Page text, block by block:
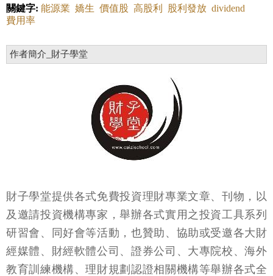
關鍵字: 能源業 嬌生 價值股 高股利 股利發放 dividend
費用率
作者簡介_財子學堂
財子學堂提供各式免費投資理財專業文章、刊物，以
及邀請投資機構專家，舉辦各式實用之投資工具系列
研習會、同好會等活動，也贊助、協助或受邀各大財
經媒體、財經軟體公司、證券公司、大專院校、海外
教育訓練機構、理財規劃認證相關機構等舉辦各式全